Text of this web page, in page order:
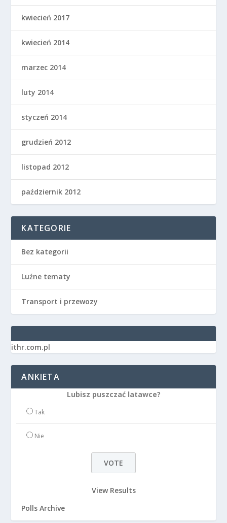
kwiecień 2017
kwiecień 2014
marzec 2014
luty 2014
styczeń 2014
grudzień 2012
listopad 2012
październik 2012
KATEGORIE
Bez kategorii
Luźne tematy
Transport i przewozy
ithr.com.pl
ANKIETA
Lubisz puszczać latawce?
Tak
Nie
View Results
Polls Archive